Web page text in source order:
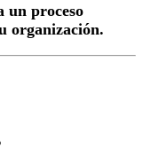
un proceso
organización.